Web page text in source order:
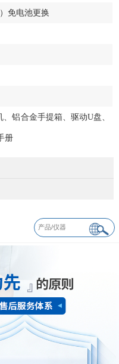
免电池更换
铝合金手提箱、驱动U盘、
册